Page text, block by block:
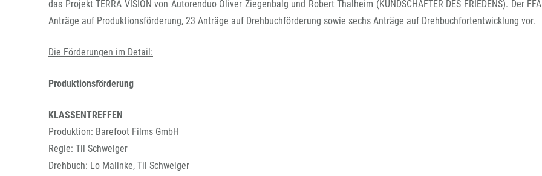
das Projekt TERRA VISION von Autorenduo Oliver Ziegenbalg und Robert Thalheim (KUNDSCHAFTER DES FRIEDENS). Der
Anträge auf Produktionsförderung, 23 Anträge auf Drehbuchförderung sowie sechs Anträge auf Drehbuchfortentwicklung vor.
Die Förderungen im Detail:
Produktionsförderung
KLASSENTREFFEN
Produktion: Barefoot Films GmbH
Regie: Til Schweiger
Drehbuch: Lo Malinke, Til Schweiger